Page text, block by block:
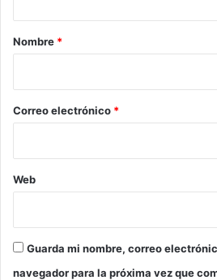
r
*
Nombre *
Correo electrónico *
Web
Guarda mi nombre, correo
navegador para la próxima vez que